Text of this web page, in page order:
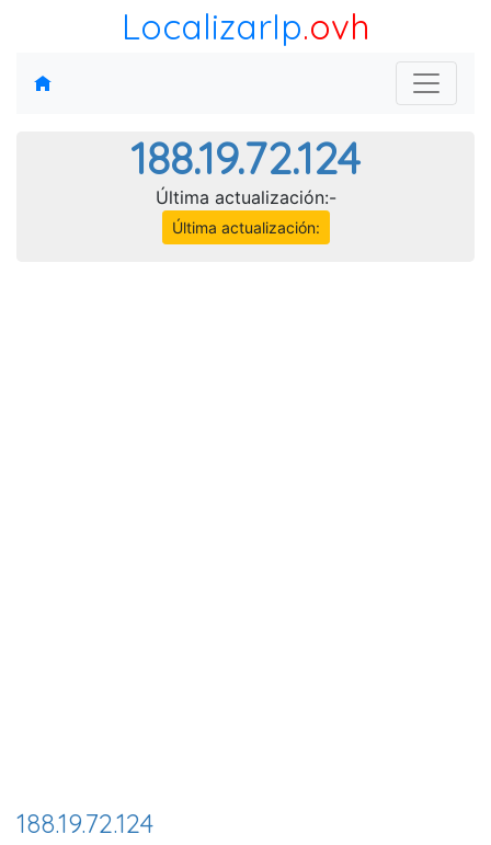
LocalizarIp.ovh
188.19.72.124
Última actualización:-
Última actualización:
188.19.72.124